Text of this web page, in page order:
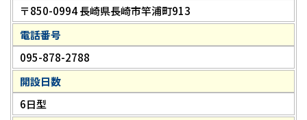
〒850-0994 長崎県長崎市竿浦町913
電話番号
095-878-2788
開設日数
6日型